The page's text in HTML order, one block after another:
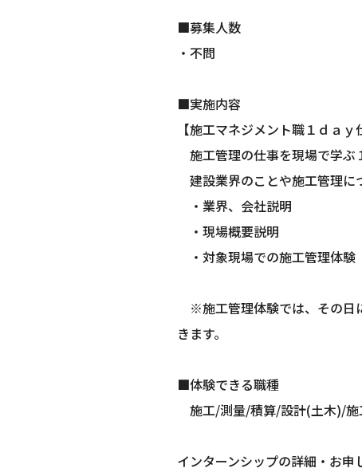
■募集人数
・不問
■実施内容
【施工マネジメント職１ｄａｙ
施工管理の仕事を現場で学ぶ
建設業界のことや施工管理に
・業界、会社説明
・現場概要説明
・対象現場での施工管理体験
※施工管理体験では、その日
きます。
■体験できる職種
施工/測量/積算/設計(土木)/施
インターンシップの詳細・お申